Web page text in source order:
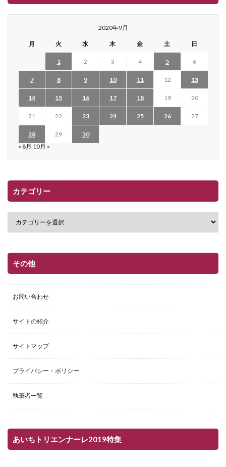
2020年9月
月 火 水 木 金 土 日
1 2 3 4 5 6
7 8 9 10 11 12 13
14 15 16 17 18 19 20
21 22 23 24 25 26 27
28 29
30
« 8月 10月 »
カテゴリー
その他
お問い合わせ
サイトの紹介
サイトマップ
プライバシー・ポリシー
執筆者一覧
あいちトリエンナーレ2019特集